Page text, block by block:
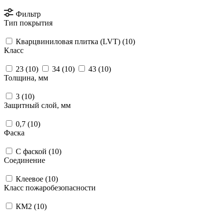
Фильтр
Тип покрытия
Кварцвиниловая плитка (LVT) (10)
Класс
23 (10) 34 (10) 43 (10)
Толщина, мм
3 (10)
Защитный слой, мм
0,7 (10)
Фаска
С фаской (10)
Соединение
Клеевое (10)
Класс пожаробезопасности
КМ2 (10)